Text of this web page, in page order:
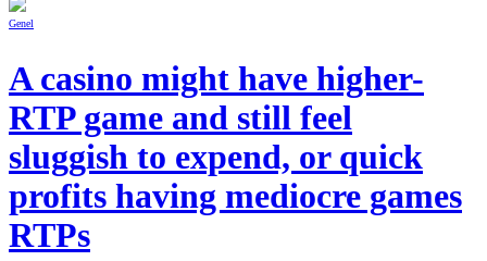
Genel
A casino might have higher-
RTP game and still feel
sluggish to expend, or quick
profits having mediocre games
RTPs